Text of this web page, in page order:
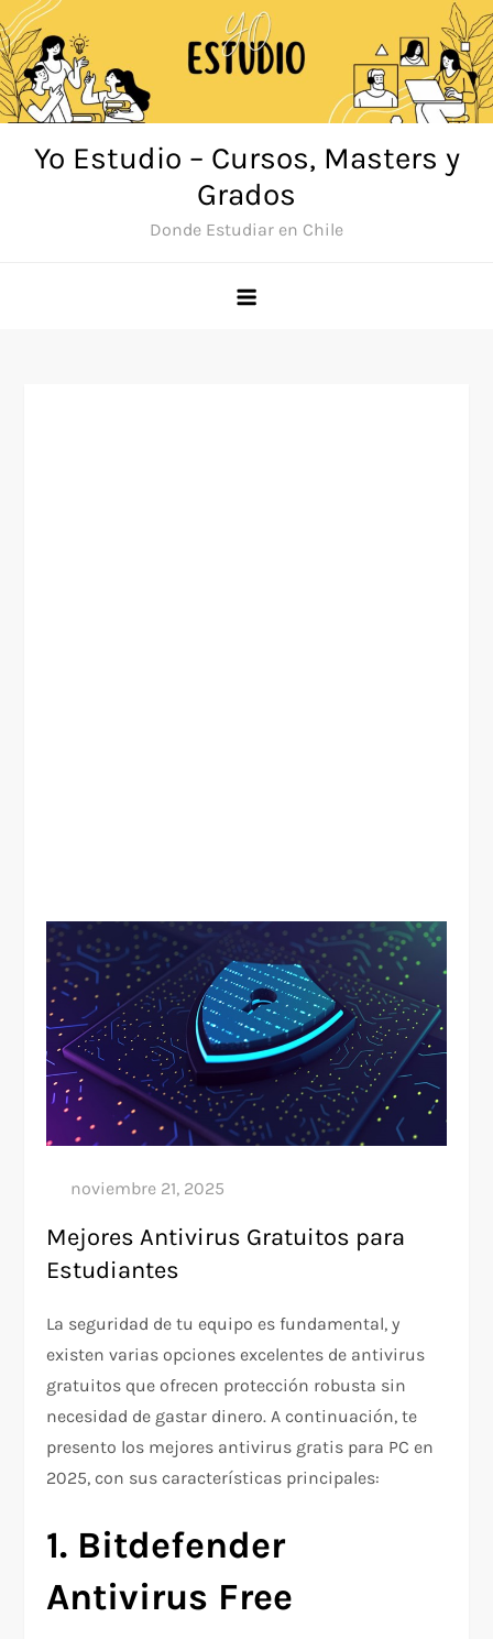
Saltar
al
contenido
Yo Estudio – Cursos, Masters y
Grados
Donde Estudiar en Chile
Mejores Antivirus Gratuitos para
Estudiantes
La seguridad de tu equipo es fundamental, y
existen varias opciones excelentes de antivirus
gratuitos que ofrecen protección robusta sin
necesidad de gastar dinero. A continuación, te
presento los mejores antivirus gratis para PC en
2025, con sus características principales:
1. Bitdefender
Antivirus Free